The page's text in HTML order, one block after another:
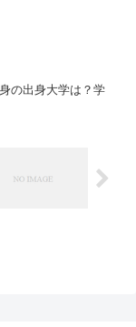
の出身大学は？学